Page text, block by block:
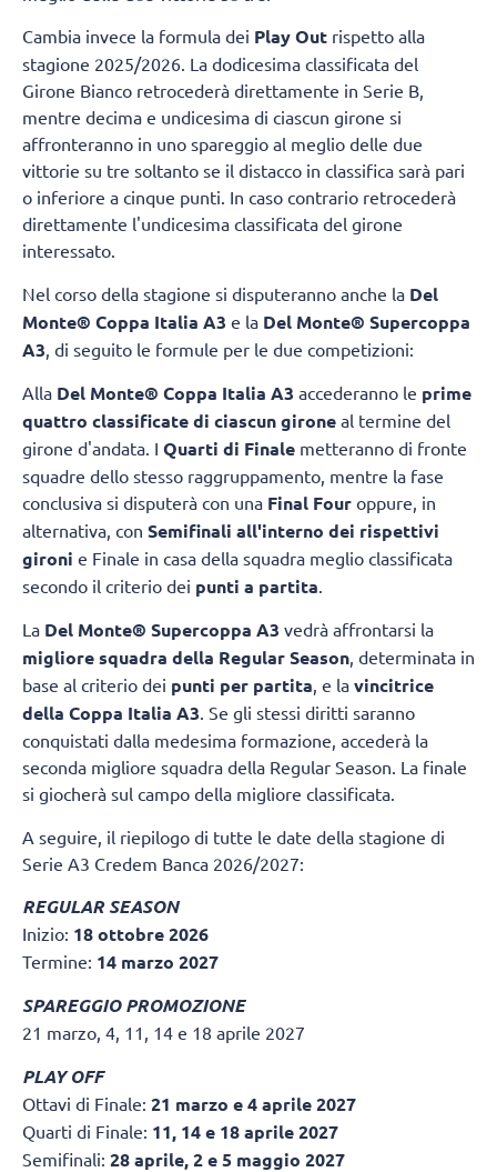
Cambia invece la formula dei Play Out rispetto alla
stagione 2025/2026. La dodicesima classificata del
Girone Bianco retrocederà direttamente in Serie B,
mentre decima e undicesima di ciascun girone si
affronteranno in uno spareggio al meglio delle due
vittorie su tre soltanto se il distacco in classifica sarà pari
o inferiore a cinque punti. In caso contrario retrocederà
direttamente l'undicesima classificata del girone
interessato.
Nel corso della stagione si disputeranno anche la Del
Monte® Coppa Italia A3 e la Del Monte® Supercoppa
A3 , di seguito le formule per le due competizioni:
Alla Del Monte® Coppa Italia A3 accederanno le prime
quattro classificate di ciascun girone al termine del
girone d'andata. I Quarti di Finale metteranno di fronte
squadre dello stesso raggruppamento, mentre la fase
conclusiva si disputerà con una Final Four oppure, in
alternativa, con Semifinali all'interno dei rispettivi
gironi e Finale in casa della squadra meglio classificata
secondo il criterio dei punti a partita
La Del Monte® Supercoppa A3 vedrà affrontarsi la
migliore squadra della Regular Season, determinata in
base al criterio dei punti per partita, e la vincitrice
della Coppa Italia A3. Se gli stessi diritti saranno
conquistati dalla medesima formazione, accederà la
seconda migliore squadra della Regular Season. La finale
si giocherà sul campo della migliore classificata.
A seguire, il riepilogo di tutte le date della stagione di
Serie A3 Credem Banca 2026/2027:
REGULAR SEASON
Inizio: 18 ottobre 2026
Termine: 14 marzo 2027
SPAREGGIO PROMOZIONE
21 marzo, 4, 11, 14 e 18 aprile 2027
PLAY OFF
Ottavi di Finale: 21 marzo e 4 aprile 2027
Quarti di Finale: 11, 14 e 18 aprile 2027
Semifinali: 28 aprile, 2 e 5 maggio 2027